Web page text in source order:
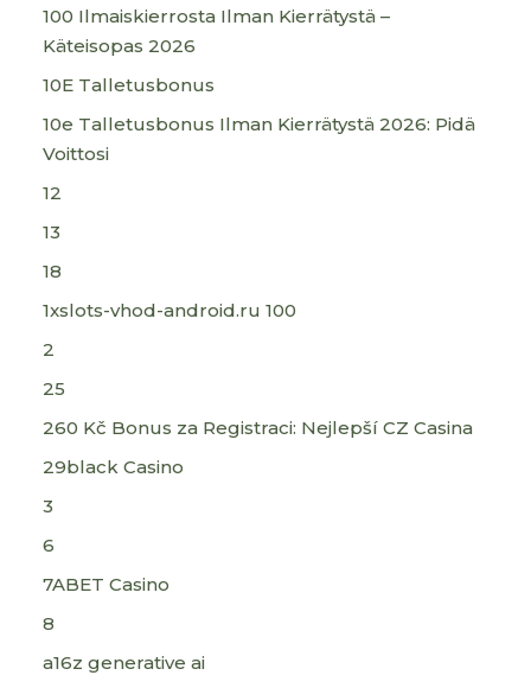
100 Ilmaiskierrosta Ilman Kierrätystä –
Käteisopas 2026
10E Talletusbonus
10e Talletusbonus Ilman Kierrätystä 2026: Pidä
Voittosi
12
13
18
1xslots-vhod-android.ru 100
2
25
260 Kč Bonus za Registraci: Nejlepší CZ Casina
29black Casino
3
6
7ABET Casino
8
a16z generative ai